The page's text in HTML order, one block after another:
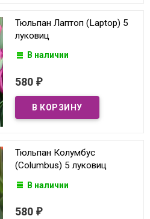
Тюльпан Лаптоп (Laptop) 5
луковиц
В наличии
580 ₽
Тюльпан Колумбус
(Columbus) 5 луковиц
В наличии
580 ₽